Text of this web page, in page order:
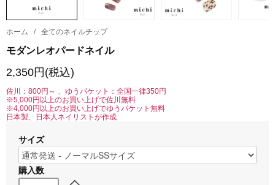
ホーム / 全てのネイルチップ
モダンレオパードネイル
2,350円(税込)
佐川：800円～ 、ゆうパケット：全国一律350円
※5,000円以上のお買い上げで佐川無料
※4,000円以上のお買い上げでゆうパケット無料
日本製、日本人ネイリストが作成
サイズ
購入数